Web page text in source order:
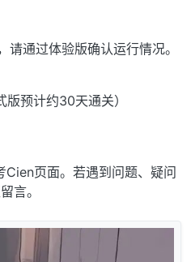
通过体验版确认运行情况。
预计约30天通关）
页面。若遇到问题、疑问
言。